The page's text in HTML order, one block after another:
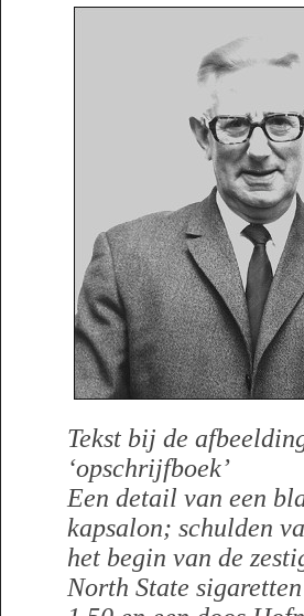
Tekst bij de
‘opschrijfboek’
Een detail van een
kapsalon; schulden
het begin van de
North State